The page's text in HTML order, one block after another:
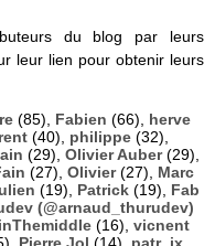
du blog par leurs
leur lien pour obtenir leurs
(85), Fabien (66), herve
(40), philippe (32),
(29), Olivier Auber(29),
(27), Olivier(27), Marc
(19), Patrick (19), Fab
(@arnaud_thurudev)
(16), vicnent